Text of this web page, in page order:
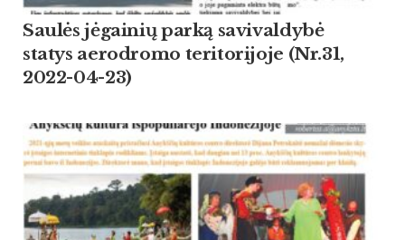
Saulės jėgainių parką savivaldybė
statys aerodromo teritorijoje (Nr.31,
2022-04-23)